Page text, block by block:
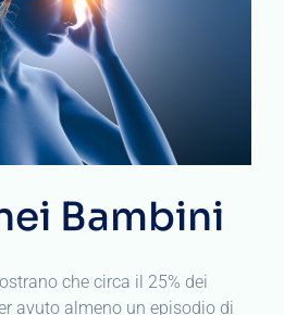
Bambini
che circa il 25% dei
avuto almeno un episodio di